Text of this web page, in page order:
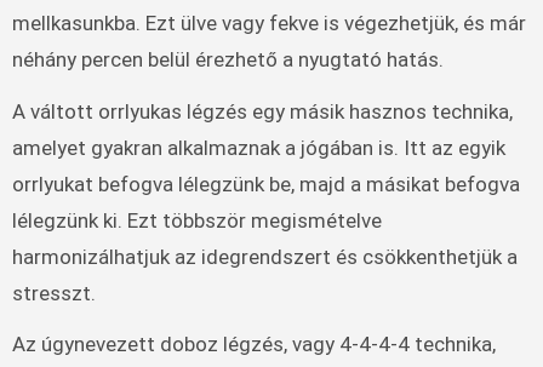
mellkasunkba. Ezt ülve vagy fekve is végezhetjük, és már
néhány percen belül érezhető a nyugtató hatás.
A váltott orrlyukas légzés egy másik hasznos technika,
amelyet gyakran alkalmaznak a jógában is. Itt az egyik
orrlyukat befogva lélegzünk be, majd a másikat befogva
lélegzünk ki. Ezt többször megismételve
harmonizálhatjuk az idegrendszert és csökkenthetjük a
stresszt.
Az úgynevezett doboz légzés, vagy 4-4-4-4 technika,